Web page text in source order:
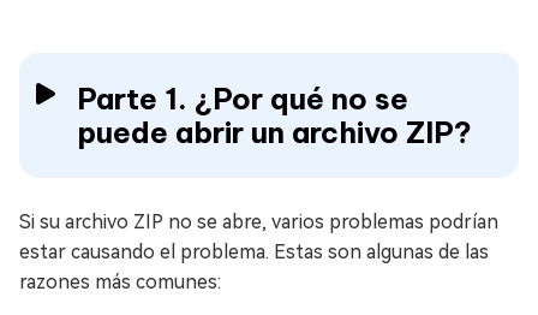
Parte 1. ¿Por qué no se
puede abrir un archivo ZIP?
Si su archivo ZIP no se abre, varios problemas podrían
estar causando el problema. Estas son algunas de las
razones más comunes: